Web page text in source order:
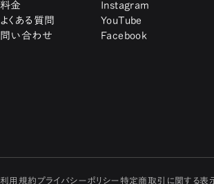
料金
よくある質問
問い合わせ
Instagram
YouTube
Facebook
利用規約 プライバシーポリシー特定商取引に関する表